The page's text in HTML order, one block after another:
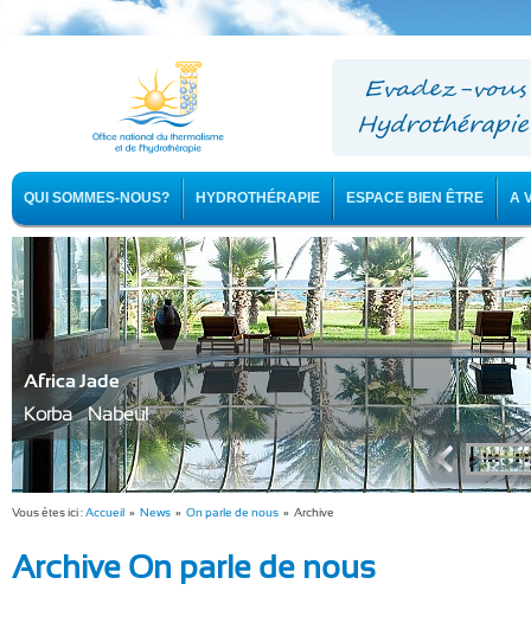
QUI SOMMES-NOUS? HYDROTHÉRAPIE ESPACE BIEN ÊTRE A
Africa Jade
Korba - Nabeul
Vous êtes ici :Accueil » News » On parle de nous » Archive
Archive On parle de nous